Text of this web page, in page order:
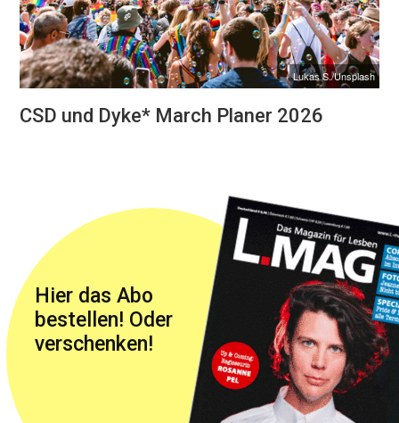
Lukas S./Unsplash
CSD und Dyke* March Planer 2026
Hier das Abo
bestellen! Oder
verschenken!